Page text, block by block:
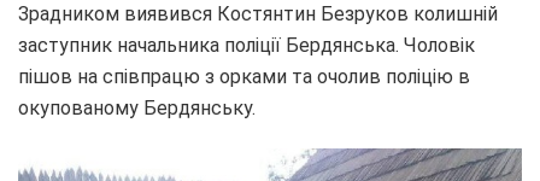
Зрадником виявився Костянтин Безруков колишній
заступник начальника поліції Бердянська. Чоловік
пішов на співпрацю з орками та очолив поліцію в
окупованому Бердянську.